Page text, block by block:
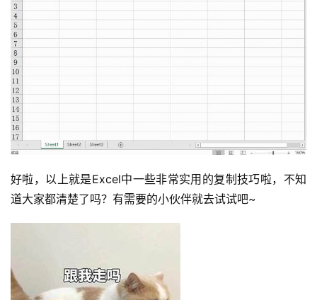
好啦，以上就是Excel中一些非常实用的复制技巧啦，不知
道大家都清楚了吗？有需要的小伙伴就去试试吧~